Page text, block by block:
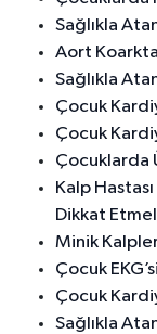
Sağlıkla
Aort
Sağlıkla
Çocuk
Çocuk
Çocuklarda
Kalp
Dikkat
Minik
Çocuk
Çocuk
Sağlıkla